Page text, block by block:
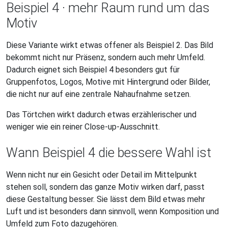
Beispiel 4 · mehr Raum rund um das
Motiv
Diese Variante wirkt etwas offener als Beispiel 2. Das Bild
bekommt nicht nur Präsenz, sondern auch mehr Umfeld.
Dadurch eignet sich Beispiel 4 besonders gut für
Gruppenfotos, Logos, Motive mit Hintergrund oder Bilder,
die nicht nur auf eine zentrale Nahaufnahme setzen.
Das Törtchen wirkt dadurch etwas erzählerischer und
weniger wie ein reiner Close-up-Ausschnitt.
Wann Beispiel 4 die bessere Wahl ist
Wenn nicht nur ein Gesicht oder Detail im Mittelpunkt
stehen soll, sondern das ganze Motiv wirken darf, passt
diese Gestaltung besser. Sie lässt dem Bild etwas mehr
Luft und ist besonders dann sinnvoll, wenn Komposition und
Umfeld zum Foto dazugehören.